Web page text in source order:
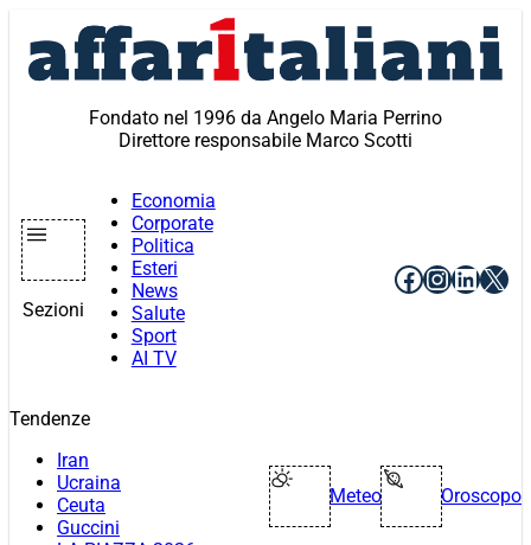
contenuto
Fondato nel 1996 da Angelo Maria Perrino
Direttore responsabile Marco Scotti
Sezioni
Economia
Corporate
Politica
Esteri
News
Salute
Sport
AI TV
Facebook
X
Tendenze
Iran
Ucraina
Ceuta
Guccini
Meteo Oroscopo